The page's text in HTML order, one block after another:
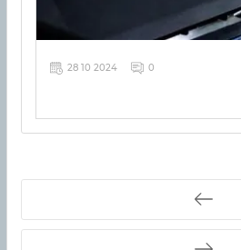
28 10 2024 0